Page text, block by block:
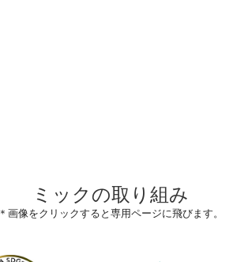
ミックの取り組み
＊画像をクリックすると専用ページに飛びます。